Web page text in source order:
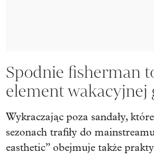
Spodnie fisherman
element wakacyjnej
Wykraczając poza sandały,
sezonach trafiły do
easthetic” obejmuje także